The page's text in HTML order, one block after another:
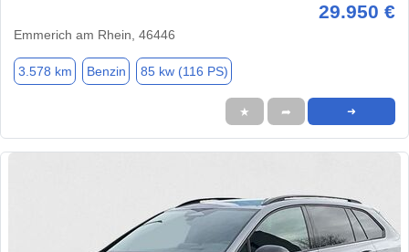
29.950 €
Emmerich am Rhein, 46446
3.578 km Benzin 85 kw (116 PS)
★ ➦ ➜